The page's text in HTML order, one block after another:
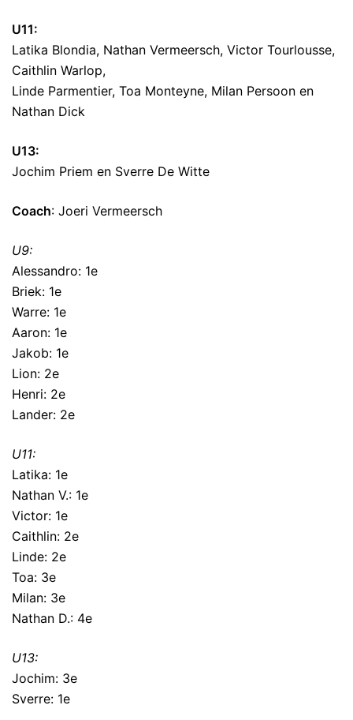
U11:
Latika Blondia, Nathan Vermeersch, Victor Tourlousse,
Caithlin Warlop,
Linde Parmentier, Toa Monteyne, Milan Persoon en
Nathan Dick
U13:
Jochim Priem en Sverre De Witte
Coach: Joeri Vermeersch
U9:
Alessandro: 1e
Briek: 1e
Warre: 1e
Aaron: 1e
Jakob: 1e
Lion: 2e
Henri: 2e
Lander: 2e
U11:
Latika: 1e
Nathan V.: 1e
Victor: 1e
Caithlin: 2e
Linde: 2e
Toa: 3e
Milan: 3e
Nathan D.: 4e
U13:
Jochim: 3e
Sverre: 1e